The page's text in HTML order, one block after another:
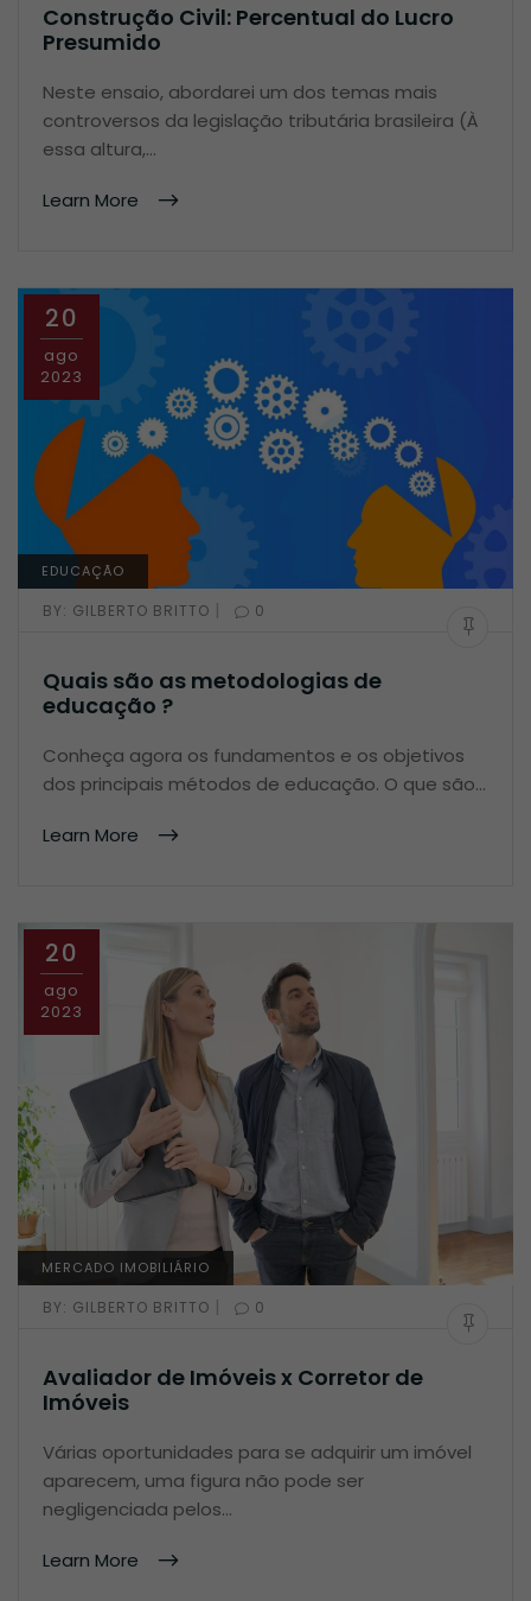
Construção Civil: Percentual do Lucro
Presumido
Neste ensaio, abordarei um dos temas mais
controversos da legislação tributária brasileira (À
essa altura,…
Learn More
20
ago
2023
EDUCAÇÃO
BY: GILBERTO BRITTO | 0
Quais são as metodologias de
educação ?
Conheça agora os fundamentos e os objetivos
dos principais métodos de educação. O que são…
Learn More
20
ago
2023
MERCADO IMOBILIÁRIO
BY: GILBERTO BRITTO | 0
Avaliador de Imóveis x Corretor de
Imóveis
Várias oportunidades para se adquirir um imóvel
aparecem, uma figura não pode ser
negligenciada pelos…
Learn More